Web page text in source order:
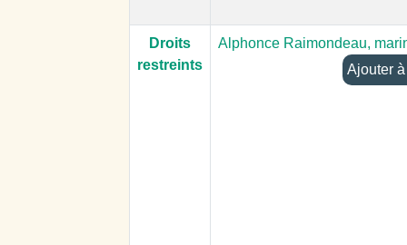
Droits
restreints
Alphonce Raimondeau,